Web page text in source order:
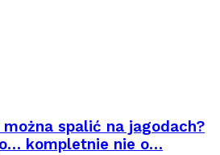
spalić na jagodach?
kompletnie nie o…